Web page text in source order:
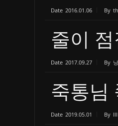
Date 2016.01.06 By
줄이
Date 2017.09.27 By
죽통님
Date 2019.05.01 By